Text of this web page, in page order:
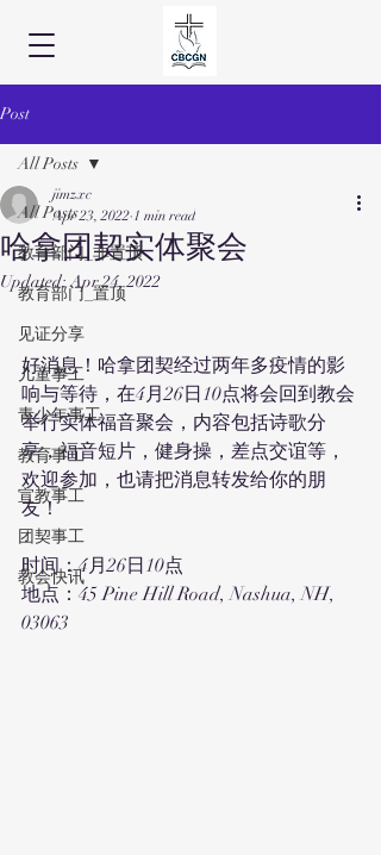
Post
All Posts
教育部门_非置顶
教育部门_置顶
见证分享
儿童事工
青少年事工
教育事工
宣教事工
团契事工
教会快讯
All Posts
哈拿团契实体聚会
jimzxc
Apr 23, 2022 1 min read
Updated:Apr 24, 2022
好消息！哈拿团契经过两年多疫情的影
响与等待，在4月26日10点将会回到教会
举行实体福音聚会，内容包括诗歌分
享，福音短片，健身操，差点交谊等，
欢迎参加，也请把消息转发给你的朋
友！
时间：4月26日10点
地点：45 Pine Hill Road, Nashua, NH,
03063